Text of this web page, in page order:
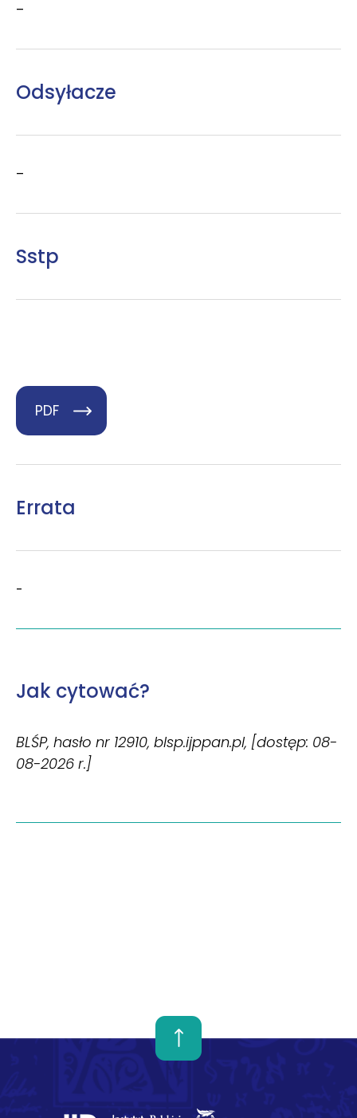
–
Odsyłacze
–
Sstp
PDF
Errata
-
Jak cytować?
BLŚP, hasło nr 12910, blsp.ijppan.pl, [dostęp: 08-
08-2026 r.]